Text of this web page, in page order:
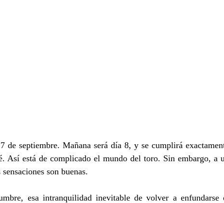
de septiembre. Mañana será día 8, y se cumplirá
Así está de complicado el mundo del toro. Sin embargo, a
son buenas.
esa intranquilidad inevitable de volver a enfundarse